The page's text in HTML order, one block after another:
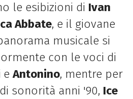
le esibizioni di Ivan
Abbate, e il giovane
musicale si
con le voci di
eAntonino, mentre per
sonorità anni '90, Ice